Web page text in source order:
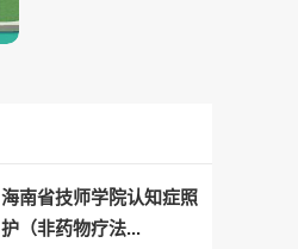
海南省技师学院认知症照
护（非药物疗法...